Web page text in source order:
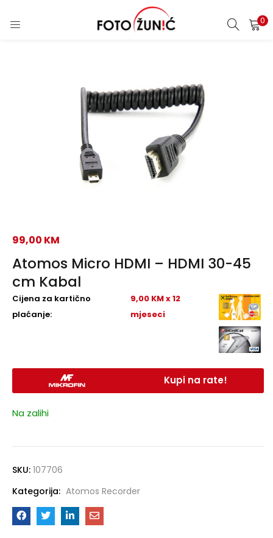
0
Atomos Micro HDMI – HDMI 30-45
cm Kabal
99,00 KM
Cijena za kartično
plaćanje:
9,00 KM x 12
mjeseci
Kupi na rate!
Na zalihi
SKU: 107706
Kategorija: Atomos Recorder